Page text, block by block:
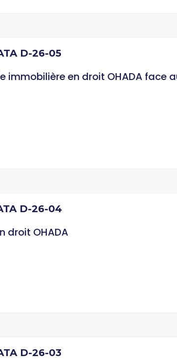
D-26-05
en droit OHADA face
D-26-04
droit OHADA
D-26-03